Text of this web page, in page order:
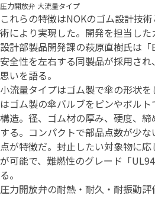
圧力開放弁 大流量タイプ
これらの特徴はNOKのゴム設計技
術により実現した。開発を担当し
設計部製品開発課の萩原直樹氏は
安全性を左右する同製品が採用さ
思いを語る。
小流量タイプはゴム製で傘の形状
はゴム製の傘バルブをピンやボル
構造。径、ゴム材の厚み、硬度、
する。コンパクトで部品点数が少
点が特徴だ。封止したい対象物に
が可能で、難燃性のグレード「
る。
圧力開放弁の耐熱・耐久・耐振動